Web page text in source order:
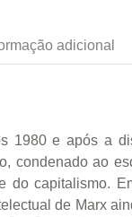
adicional
1980 e após a
condenado ao
do capitalismo.
de Marx